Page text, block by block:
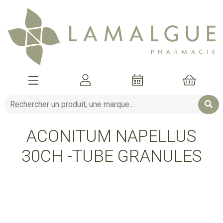
Afficher la navigation
Mon
ACONITUM NAPELLUS
30CH -TUBE GRANULES